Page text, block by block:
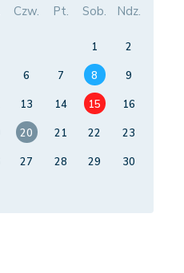
Czw. Pt. Sob. Ndz.
1
2
6 7 8
9
13 14 15
16
20 21 22
23
27 28 29
30